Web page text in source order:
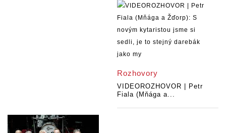
Rozhovory
VIDEOROZHOVOR | Petr
Fiala (Mňága a...